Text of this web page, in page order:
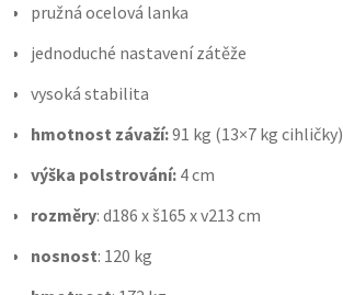
pružná ocelová lanka
jednoduché nastavení zátěže
vysoká stabilita
hmotnost závaží:91 kg (13×7 kg cihličky)
výška polstrování: 4 cm
rozměry: d186 x š165 x v213 cm
nosnost: 120 kg